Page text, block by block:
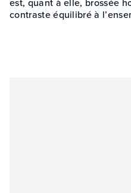
contraste équilibré à